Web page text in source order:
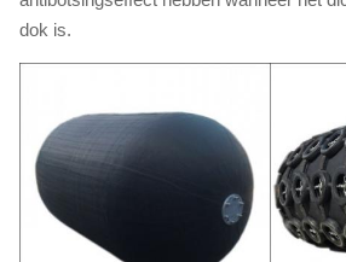
dok is.